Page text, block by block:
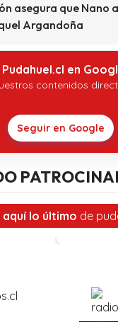
asegura que Nano
Argandoña
en
contenidos
Seguir en Google
aquí lo último de